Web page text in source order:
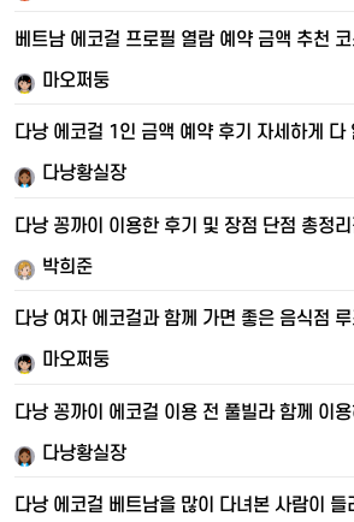
베트남 에코걸 프로필 열람 예약 금액 추천
마오쩌둥
다낭 에코걸 1인 금액 예약 후기 자세하게 다
다낭황실장
다낭 꽁까이 이용한 후기 및 장점 단점 총정
박희준
다낭 여자 에코걸과 함께 가면 좋은 음식점
마오쩌둥
다낭 꽁까이 에코걸 이용 전 풀빌라 함께 이
다낭황실장
다낭 에코걸 베트남을 많이 다녀본 사람이